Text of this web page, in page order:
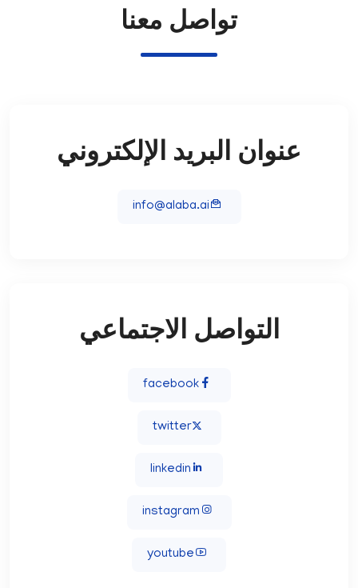
تواصل معنا
عنوان البريد الإلكتروني
info@alaba.ai
التواصل الاجتماعي
facebook
twitter
linkedin
instagram
youtube